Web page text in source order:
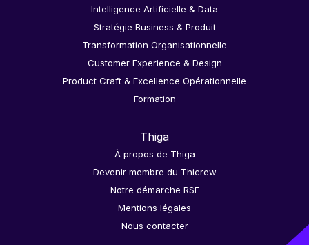
Intelligence Artificielle & Data
Stratégie Business & Produit
Transformation Organisationnelle
Customer Experience & Design
Product Craft & Excellence Opérationnelle
Formation
Thiga
À propos de Thiga
Devenir membre du Thicrew
Notre démarche RSE
Mentions légales
Nous contacter